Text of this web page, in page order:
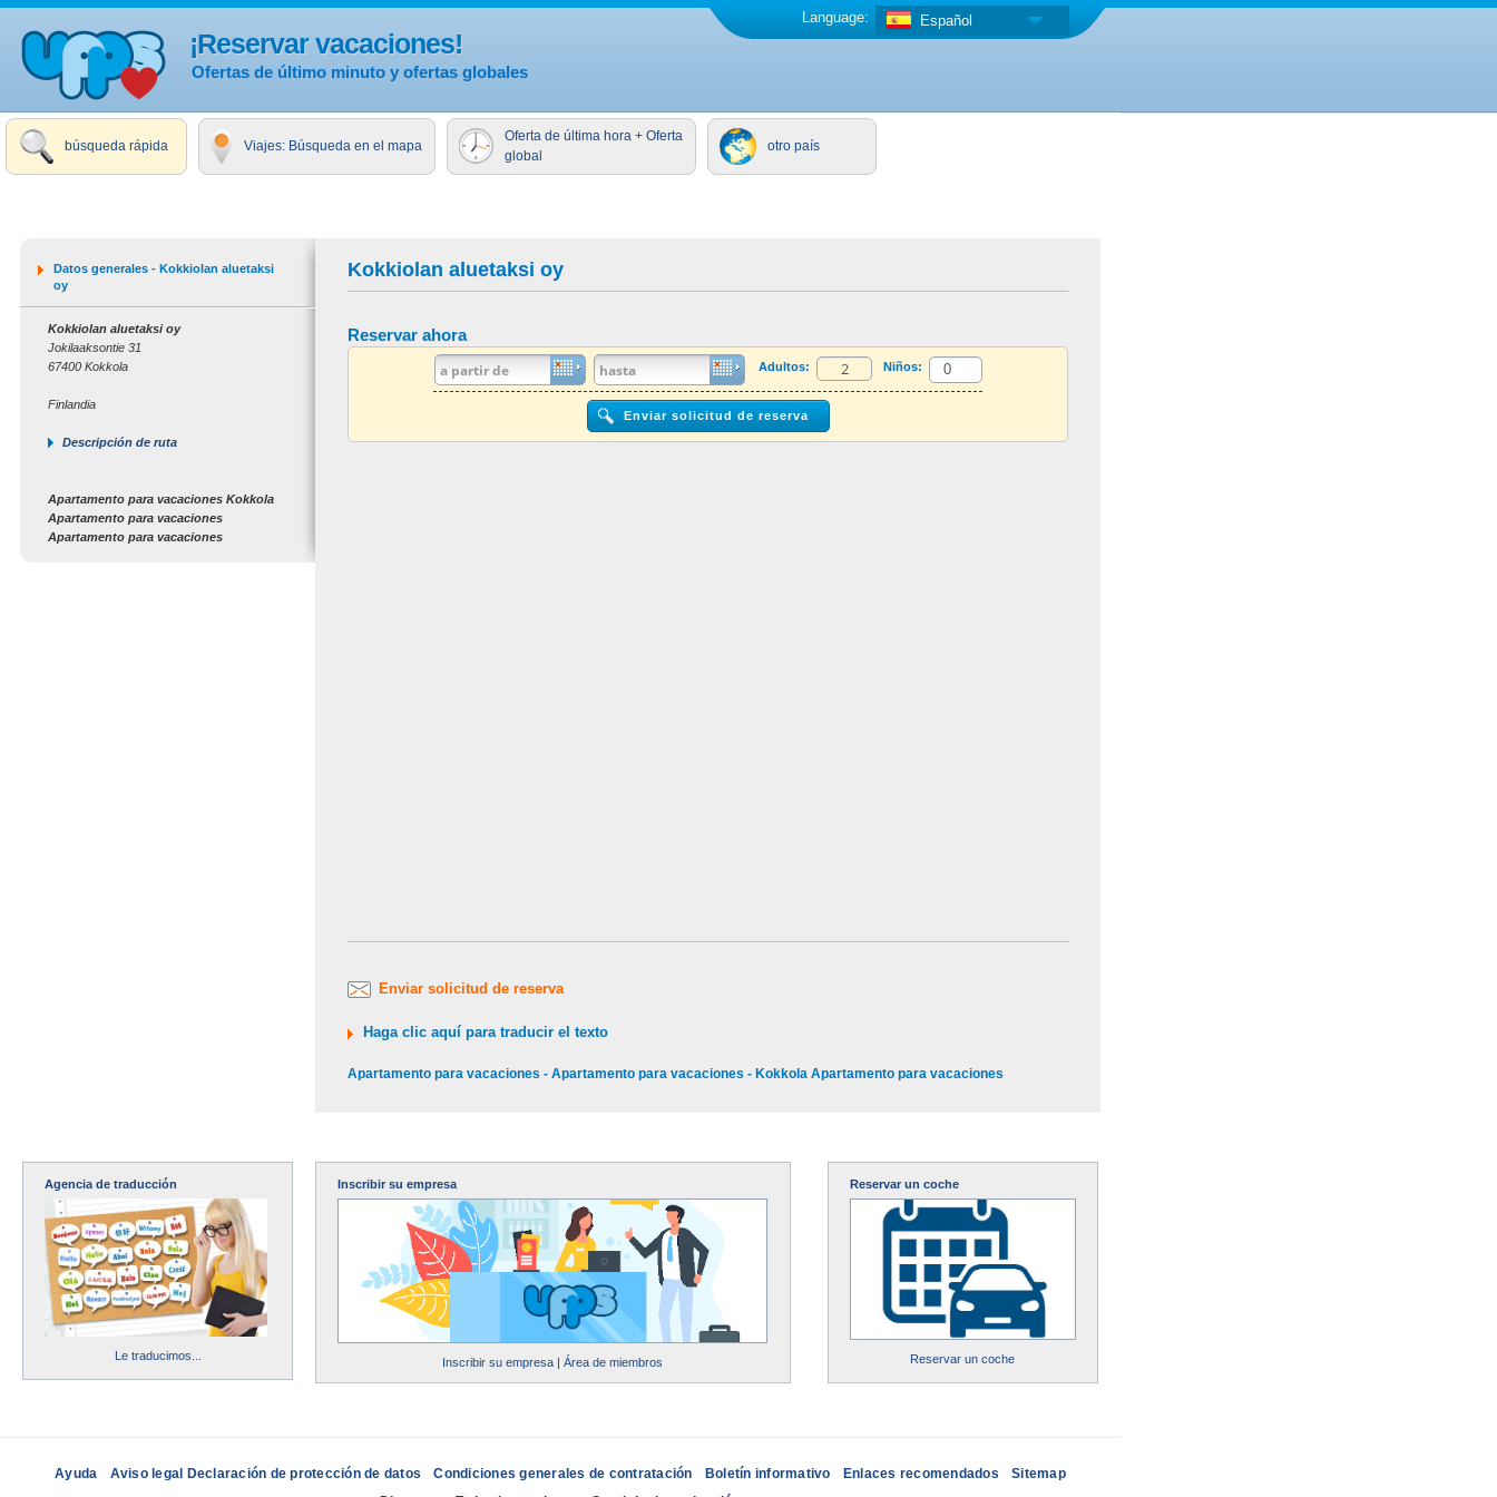
¡Reservar vacaciones!
Ofertas de último minuto y ofertas globales
Español
Language:
búsqueda rápida Viajes: Búsqueda en el mapa
Oferta de última hora + Oferta
global
otro país
Kokkiolan aluetaksi oy
Reservar ahora
Adultos: Niños:
Enviar solicitud de reserva
Haga clic aquí para traducir el texto
Apartamento para vacaciones - Apartamento para vacaciones - Kokkola Apartamento para vacaciones
Datos generales - Kokkiolan aluetaksi
oy
Kokkiolan aluetaksi oy
Jokilaaksontie 31
67400 Kokkola
Finlandia
Descripción de ruta
Apartamento para vacaciones Kokkola
Apartamento para vacaciones
Apartamento para vacaciones
Agencia de traducción
Le traducimos...
Inscribir su empresa
Inscribir su empresa |Área de miembros
Reservar un coche
Reservar un coche
Ayuda Aviso legal Declaración de protección de datos Condiciones generales de contratación Boletín informativo Enlaces recomendados
Sitemap